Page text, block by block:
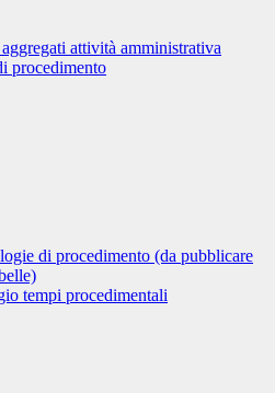
attività amministrativa
procedimento
di procedimento (da pubblicare
tempi procedimentali